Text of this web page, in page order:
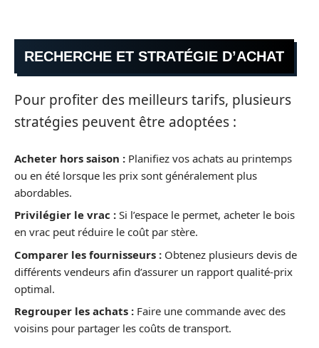
RECHERCHE ET STRATÉGIE D’ACHAT
Pour profiter des meilleurs tarifs, plusieurs
stratégies peuvent être adoptées :
Acheter hors saison : Planifiez vos achats au printemps
ou en été lorsque les prix sont généralement plus
abordables.
Privilégier le vrac : Si l’espace le permet, acheter le bois
en vrac peut réduire le coût par stère.
Comparer les fournisseurs : Obtenez plusieurs devis de
différents vendeurs afin d’assurer un rapport qualité-prix
optimal.
Regrouper les achats : Faire une commande avec des
voisins pour partager les coûts de transport.